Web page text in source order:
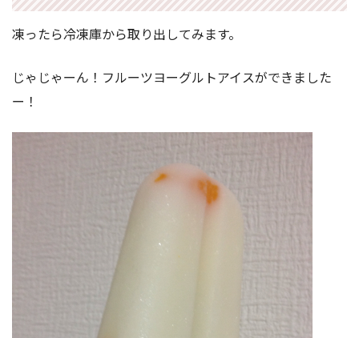
凍ったら冷凍庫から取り出してみます。
じゃじゃーん！フルーツヨーグルトアイスができました
ー！